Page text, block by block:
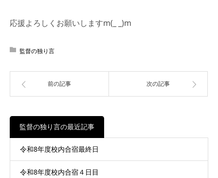
応援よろしくお願いしますm(_ _)m
監督の独り言
前の記事 次の記事
監督の独り言の最近記事
令和8年度校内合宿最終日
令和8年度校内合宿４日目